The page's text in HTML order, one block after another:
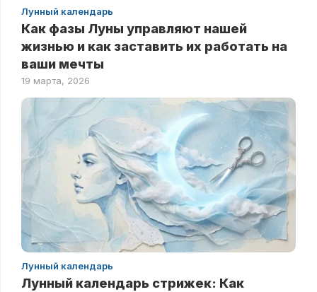
Лунный календарь
Как фазы Луны управляют нашей
жизнью и как заставить их работать на
ваши мечты
19 марта, 2026
Лунный календарь
Лунный календарь стрижек: Как